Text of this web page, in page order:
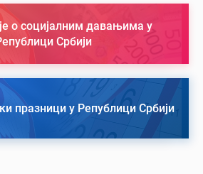
о социјалним давањима у
Србији
празници у Републици Србији